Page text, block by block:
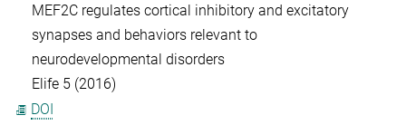
MEF2C regulates cortical inhibitory and excitatory
synapses and behaviors relevant to
neurodevelopmental disorders
Elife 5 (2016)
DOI